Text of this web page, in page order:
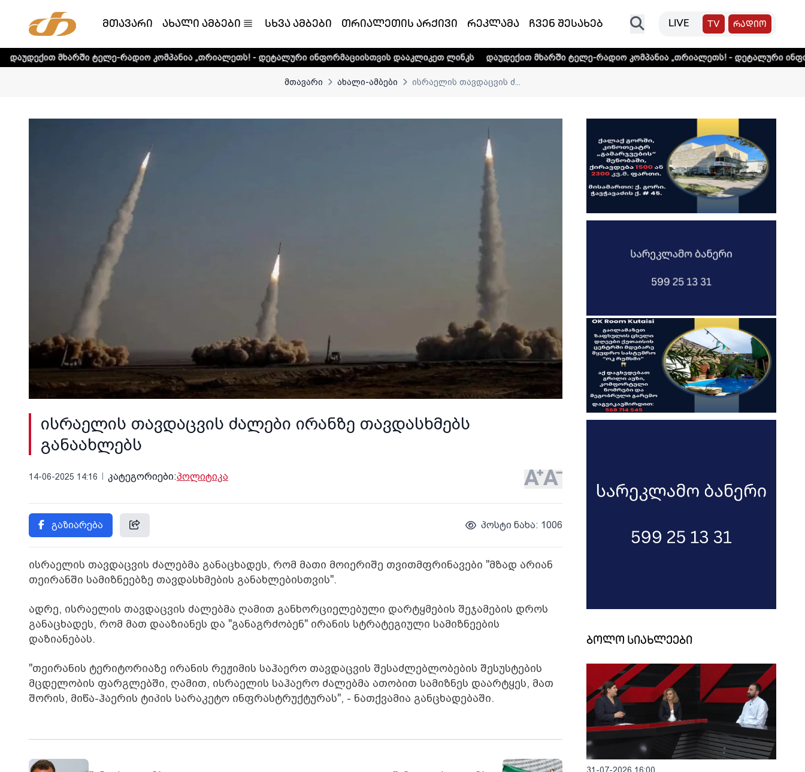
მთავარი ახალი ამბები სხვა ამბები თრიალეთის არქივი რეკლამა ჩვენ შესახებ LIVE TV რადიო
ტელე-რადიო კომპანია „თრიალეთს! - დეტალური ინფორმაციისთვის დააკლიკეთ ლინკს დაუდექით მხარში ტელე-რადიო კომპანია „თრიალეთს! - დეტალური ინფორმაციისთვის
მთავარი ახალი-ამბები ისრაელის თავდაცვის ძ...
ისრაელის თავდაცვის ძალები ირანზე თავდასხმებს
განაახლებს
14-06-2025 14:16 კატეგორიები:პოლიტიკა
გაზიარება პოსტი ნახა: 1006
ისრაელის თავდაცვის ძალებმა განაცხადეს, რომ მათი მოიერიშე თვითმფრინავები "მზად არიან
თეირანში სამიზნეებზე თავდასხმების განახლებისთვის".
ადრე, ისრაელის თავდაცვის ძალებმა ღამით განხორციელებული დარტყმების შეჯამების დროს
განაცხადეს, რომ მათ დააზიანეს და "განაგრძობენ" ირანის სტრატეგიული სამიზნეების
დაზიანებას.
"თეირანის ტერიტორიაზე ირანის რეჟიმის საჰაერო თავდაცვის შესაძლებლობების შესუსტების
მცდელობის ფარგლებში, ღამით, ისრაელის საჰაერო ძალებმა ათობით სამიზნეს დაარტყეს, მათ
შორის, მიწა-ჰაერის ტიპის სარაკეტო ინფრასტრუქტურას", - ნათქვამია განცხადებაში.
ბოლო სიახლეები